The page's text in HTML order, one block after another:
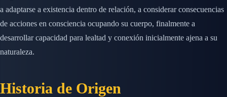
a adaptarse a existencia dentro de relación, a considerar consecuencias
de acciones en consciencia ocupando su cuerpo, finalmente a
desarrollar capacidad para lealtad y conexión inicialmente ajena a su
naturaleza.
Historia de Origen